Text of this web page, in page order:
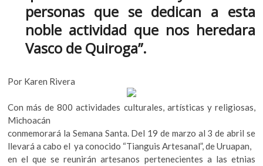
personas que se dedican a esta
noble actividad que nos heredara
Vasco de Quiroga”.
Por Karen Rivera
Con más de 800 actividades culturales, artísticas y religiosas,
Michoacán
conmemorará la Semana Santa. Del 19 de marzo al 3 de abril se
llevará a cabo el ya conocido “Tianguis Artesanal”, de Uruapan,
en el que se reunirán artesanos pertenecientes a las etnias